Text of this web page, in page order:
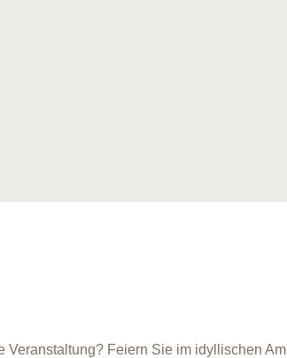
Veranstaltung? Feiern Sie im idyllischen